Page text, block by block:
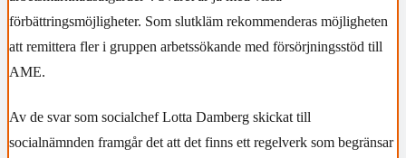
förbättringsmöjligheter. Som slutkläm rekommenderas möjligheten
att remittera fler i gruppen arbetssökande med försörjningsstöd till
AME.
Av de svar som socialchef Lotta Damberg skickat till
socialnämnden framgår det att det finns ett regelverk som begränsar